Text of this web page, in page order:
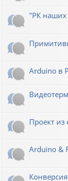
"РК наших
Arduino в
Проект
Arduino &